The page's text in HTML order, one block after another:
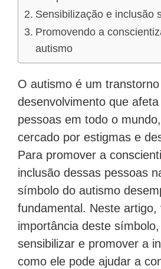
Sensibilização e inclusão
Promovendo a
autismo
O autismo é um
desenvolvimento que
pessoas em todo o
cercado por estigmas e
Para promover a
inclusão dessas pessoas
símbolo do autismo
fundamental. Neste
importância deste
sensibilizar e promover a
como ele pode ajudar a